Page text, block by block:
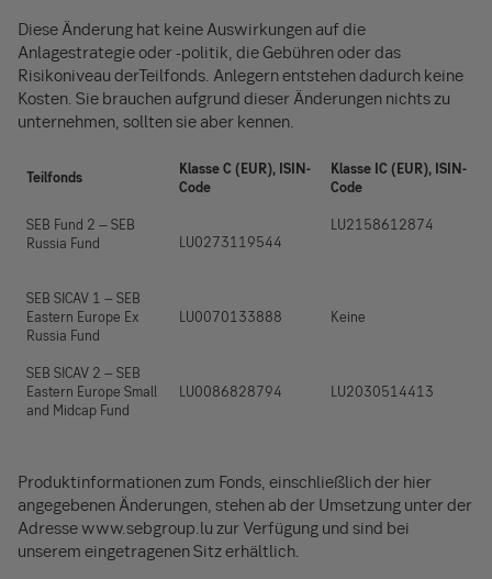
Diese Änderung hat keine Auswirkungen auf die
Anlagestrategie oder -politik, die Gebühren oder das
Risikoniveau derTeilfonds. Anlegern entstehen dadurch keine
Kosten. Sie brauchen aufgrund dieser Änderungen nichts zu
unternehmen, sollten sie aber kennen.
Teilfonds
Klasse C (EUR), ISIN-
Code
Klasse IC (EUR), ISIN-
Code
SEB Fund 2 – SEB
Russia Fund
LU0273119544
LU2158612874
SEB SICAV 1 – SEB
Eastern Europe Ex
Russia Fund
LU0070133888 Keine
SEB SICAV 2 – SEB
Eastern Europe Small
and Midcap Fund
LU0086828794 LU2030514413
Produktinformationen zum Fonds, einschließlich der hier
angegebenen Änderungen, stehen ab der Umsetzung unter der
Adresse www.sebgroup.lu zur Verfügung und sind bei
unserem eingetragenen Sitz erhältlich.